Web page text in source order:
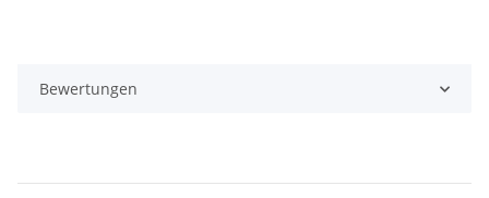
Bewertungen